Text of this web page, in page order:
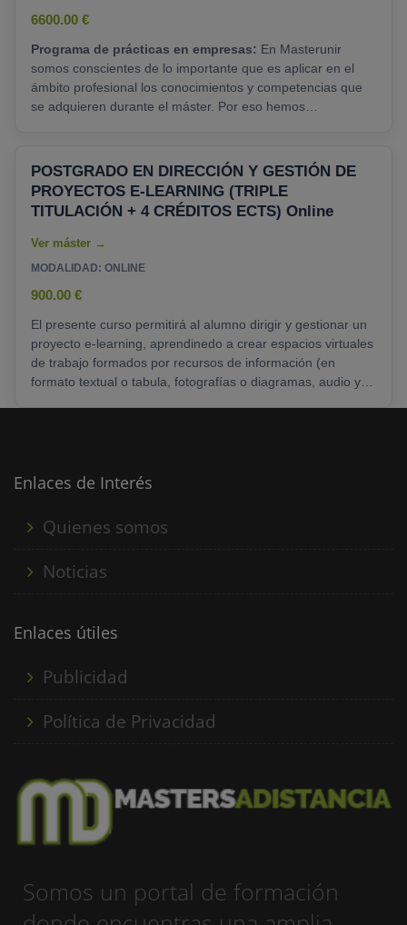
6600.00 €
Programa de prácticas en empresas:
somos conscientes de lo importante que es aplicar en el
ámbito profesional los conocimientos y competencias que
se adquieren durante el máster. Por eso hemos
España y Latinoamérica de muy diversos sectores
profesionales. Salidas Profesionales:Con la obtención del
título de Máster en e-Learning y Redes Sociales,
estarás......
POSTGRADO EN DIRECCIÓN Y GESTIÓN DE
PROYECTOS E-LEARNING (TRIPLE
TITULACIÓN + 4 CRÉDITOS ECTS) Online
MODALIDAD: ONLINE
900.00 €
El presente curso permitirá al alumno dirigir y gestionar un
proyecto e-learning, aprendinedo a crear espacios virtuales
de trabajo formados por recursos de información (en
formato textual o tabula, fotografías o diagramas, audio y
learnign como modalidad de formación....
Enlaces de Interés
Quienes somos
Noticias
Enlaces útiles
Publicidad
Política de Privacidad
Somos un portal de formación